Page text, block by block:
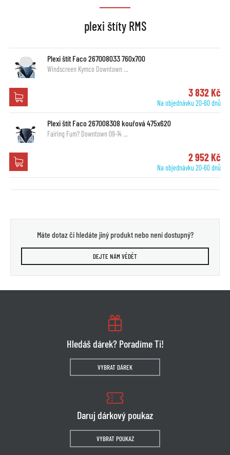
plexi štíty RMS
Plexi štít Faco 267008033 760x700
Windscreen Kymco Downtown …
3 832 Kč
Na objednávku 20-60 dnů
Plexi štít Faco 267008308 kouřová 475x620
Fairing Fum? Downtown 09-14 …
2 952 Kč
Na objednávku 20-60 dnů
Máte dotaz či hledáte jiný produkt nebo není dostupný?
DEJTE NÁM VĚDĚT
Hledáš dárek? Poradíme Ti!
VYBRAT DÁREK
Daruj dárkový poukaz
VYBRAT POUKAZ